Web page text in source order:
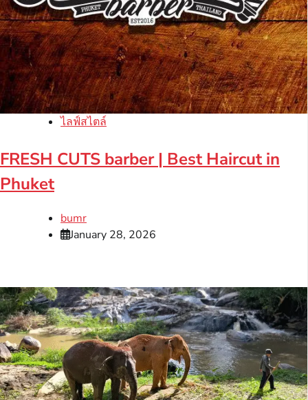
ไลฟ์สไตล์
FRESH CUTS barber | Best Haircut in
Phuket
bumr
January 28, 2026